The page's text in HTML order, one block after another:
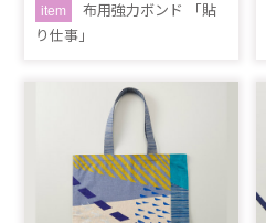
item
布用強力ボンド 「貼
り仕事」